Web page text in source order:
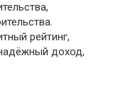
рейтинг,
доход,